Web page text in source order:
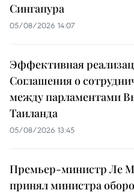
Сингапура
05/08/2026 14:07
Эффективная
Соглашения о
между парламентами
Таиланда
05/08/2026 13:45
Премьер-министр Ле
принял министра